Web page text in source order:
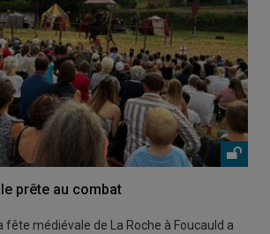
prête au combat
fête médiévale de La Roche à Foucauld a